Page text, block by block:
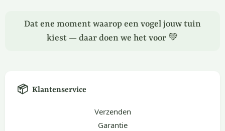
Dat ene moment waarop een vogel jouw tuin
kiest — daar doen we het voor 💚
📦 Klantenservice
Verzenden
Garantie